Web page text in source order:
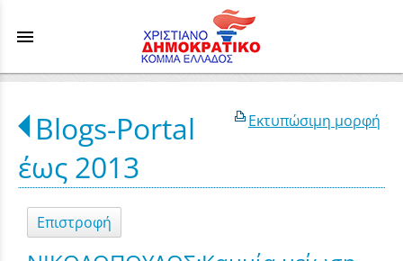
menu
Εκτυπώσιμη μορφή
Blogs-Portal
έως 2013
Επιστροφή